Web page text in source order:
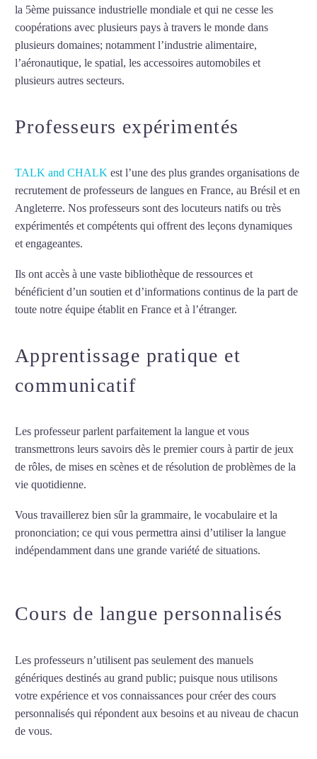
la 5ème puissance industrielle mondiale et qui ne cesse les
coopérations avec plusieurs pays à travers le monde dans
plusieurs domaines; notamment l’industrie alimentaire,
l’aéronautique, le spatial, les accessoires automobiles et
plusieurs autres secteurs.
Professeurs expérimentés
TALK and CHALK est l’une des plus grandes organisations de
recrutement de professeurs de langues en France, au Brésil et en
Angleterre. Nos professeurs sont des locuteurs natifs ou très
expérimentés et compétents qui offrent des leçons dynamiques
et engageantes.
Ils ont accès à une vaste bibliothèque de ressources et
bénéficient d’un soutien et d’informations continus de la part de
toute notre équipe établit en France et à l’étranger.
Apprentissage pratique et
communicatif
Les professeur parlent parfaitement la langue et vous
transmettrons leurs savoirs dès le premier cours à partir de jeux
de rôles, de mises en scènes et de résolution de problèmes de la
vie quotidienne.
Vous travaillerez bien sûr la grammaire, le vocabulaire et la
prononciation; ce qui vous permettra ainsi d’utiliser la langue
indépendamment dans une grande variété de situations.
Cours de langue personnalisés
Les professeurs n’utilisent pas seulement des manuels
génériques destinés au grand public; puisque nous utilisons
votre expérience et vos connaissances pour créer des cours
personnalisés qui répondent aux besoins et au niveau de chacun
de vous.